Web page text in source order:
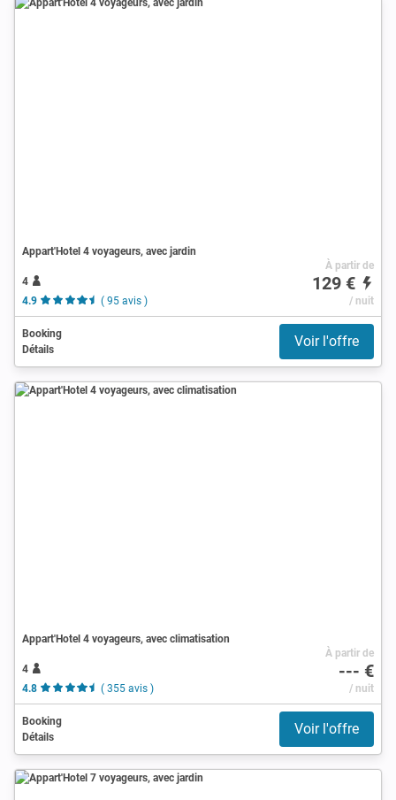
Appart'Hotel 4 voyageurs, avec jardin
4
4.9
( 95 avis )
À partir de
129 €
/ nuit
Booking
Détails
Voir l'offre
Appart'Hotel 4 voyageurs, avec climatisation
4
4.8
( 355 avis )
À partir de
--- €
/ nuit
Booking
Détails
Voir l'offre